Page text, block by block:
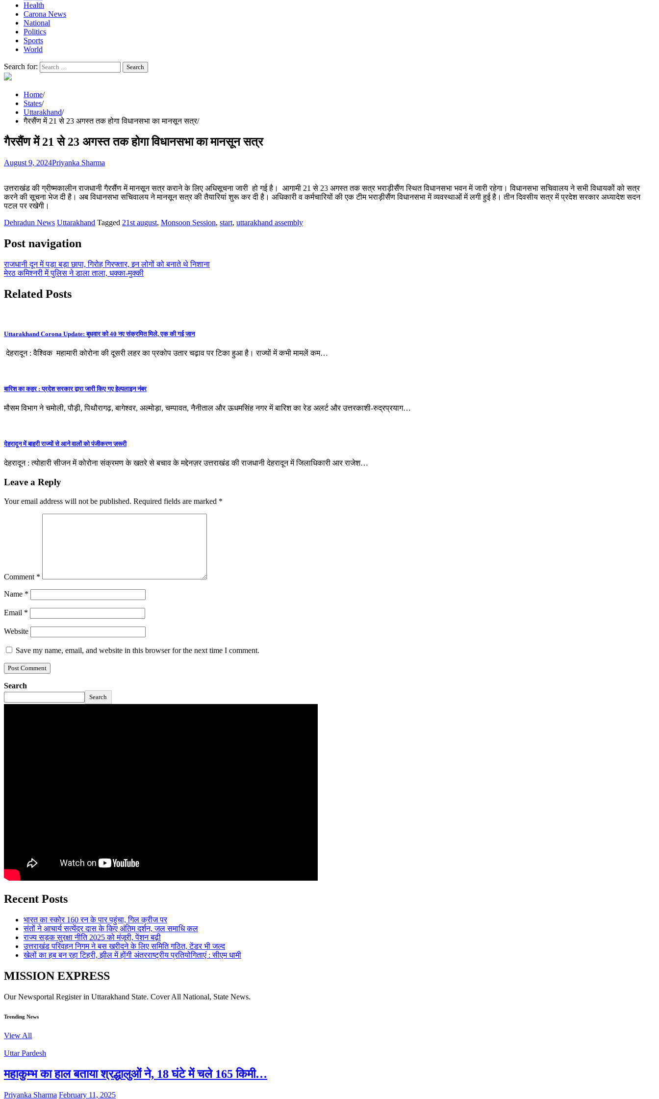
Health
Carona News
National
Politics
Sports
World
Search for:
Home
States
Uttarakhand
गैरसैंण में 21 से 23 अगस्त तक होगा विधानसभा का मानसून सत्र
गैरसैंण में 21 से 23 अगस्त तक होगा विधानसभा का मानसून सत्र
August 9, 2024Priyanka Sharma
उत्तराखंड की ग्रीष्मकालीन राजधानी गैरसैंण में मानसून सत्र कराने के लिए अधिसूचना जारी हो गई है। आगामी 21 से 23 अगस्त तक सत्र भराड़ीसैंण स्थित विधानसभा भवन में जारी रहेगा। विधानसभा सचिवालय ने सभी विधायकों को सत्र
करने की सूचना भेज दी है। अब विधानसभा सचिवालय ने मानसून सत्र की तैयारियां शुरू कर दी है। अधिकारी व कर्मचारियों की एक टीम भराड़ीसैंण विधानसभा में व्यवस्थाओं में लगी हुई है। तीन दिवसीय सत्र में प्रदेश सरकार अध्यादेश सदन
पटल पर रखेगी।
Dehradun News Uttarakhand Tagged 21st august, Monsoon Session, start, uttarakhand assembly
Post navigation
राजधानी दून में पड़ा बड़ा छापा, गिरोह गिरफ्तार, इन लोगों को बनाते थे निशाना
मेरठ कमिश्नरी में पुलिस ने डाला ताला, धक्का-मुक्की
Related Posts
Uttarakhand Corona Update: बुधवार को 40 नए संक्रमित मिले, एक की गई जान
देहरादून : वैश्विक महामारी कोरोना की दूसरी लहर का प्रकोप उतार चढ़ाव पर टिका हुआ है। राज्यों में कभी मामलें कम…
बारिश का कहर : प्रदेश सरकार द्वारा जारी किए गए हेल्पलाइन नंबर
मौसम विभाग ने चमोली, पौड़ी, पिथौरागढ़, बागेश्वर, अल्मोड़ा, चम्पावत, नैनीताल और ऊधमसिंह नगर में बारिश का रेड अलर्ट और उत्तरकाशी-रुद्रप्रयाग…
देहरादून में बाहरी राज्यों से आने वालों को पंजीकरण ज़रूरी
देहरादून : त्योहारी सीजन में कोरोना संक्रमण के खतरे से बचाव के मद्देनज़र उत्तराखंड की राजधानी देहरादून में जिलाधिकारी आर राजेश…
Leave a Reply
Your email address will not be published. Required fields are marked *
Comment *
Name *
Email *
Website
Save my name, email, and website in this browser for the next time I comment.
Search
Search
Recent Posts
भारत का स्कोर 160 रन के पार पहुंचा, गिल क्रीज पर
संतों ने आचार्य सत्येंद्र दास के किए अंतिम दर्शन, जल समाधि कल
राज्य सड़क सुरक्षा नीति 2025 को मंजूरी, पेंशन बढ़ी
उत्तराखंड परिवहन निगम ने बस खरीदने के लिए समिति गठित, टेंडर भी जल्द
खेलों का हब बन रहा टिहरी, झील में होंगी अंतरराष्ट्रीय प्रतियोगिताएं : सीएम धामी
MISSION EXPRESS
Our Newsportal Register in Uttarakhand State. Cover All National, State News.
Trending News
View All
Uttar Pardesh
महाकुम्भ का हाल बताया श्रद्धालुओं ने, 18 घंटे में चले 165 किमी…
Priyanka Sharma February 11, 2025